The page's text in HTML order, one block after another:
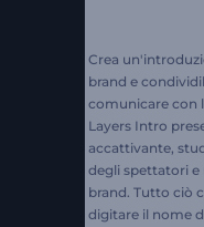
Crea
brand e
comunicare con
Layers Intro
accattivante,
degli spettatori
brand. Tutto ciò
digitare il nome